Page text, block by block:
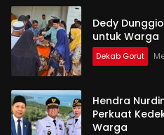
Dedy
untuk Warga
Dekab Gorut
Hendra
Perkuat
Warga